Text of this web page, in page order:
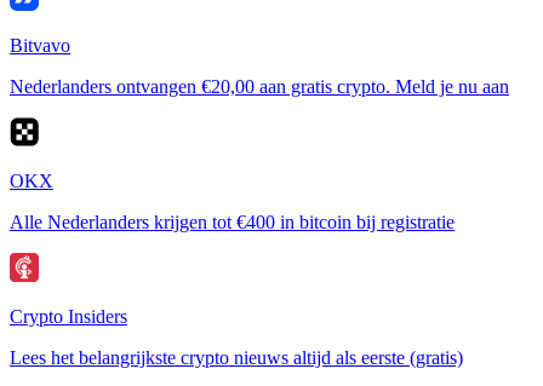
Bitvavo
Nederlanders ontvangen €20,00 aan gratis crypto. Meld je nu aan
OKX
Alle Nederlanders krijgen tot €400 in bitcoin bij registratie
Crypto Insiders
Lees het belangrijkste crypto nieuws altijd als eerste (gratis)